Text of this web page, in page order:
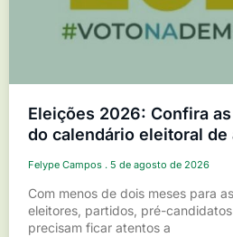
Eleições 2026: Confira
do calendário eleitoral de
Felype Campos 5 de agosto de 2026
Com menos de dois meses para
eleitores, partidos, pré-
precisam ficar atentos a